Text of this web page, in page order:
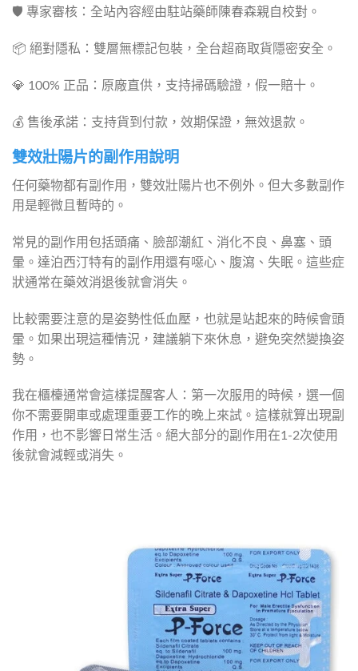
🛡️ 專家審核：全站內容經由駐站藥師陳春森親自校對。
📦 絕對隱私：雙層無標記包裝，全台超商取貨隱密安全。
💎 100% 正品：原廠直供，支持掃碼驗證，假一賠十。
💰 售後承諾：支持貨到付款，效期保證，無效退款。
雙效壯陽片的副作用說明
任何藥物都有副作用，雙效壯陽片也不例外。但大多數副作
用是輕微且暫時的。
常見的副作用包括頭痛、臉部潮紅、消化不良、鼻塞、頭
暈。達泊西汀特有的副作用還有噁心、腹瀉、失眠。這些症
狀通常在藥效消退後就會消失。
比較需要注意的是姿勢性低血壓，也就是站起來的時候會頭
暈。如果出現這種情況，建議躺下來休息，避免突然變換姿
勢。
我在櫃檯通常會這樣提醒客人：第一次服用的時候，選一個
你不需要開車或處理重要工作的晚上來試。這樣就算出現副
作用，也不影響日常生活。絕大部分的副作用在1-2次使用
後就會減輕或消失。